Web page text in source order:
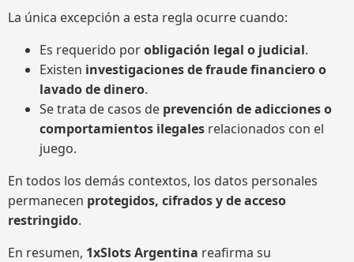
La única excepción a esta regla ocurre cuando:
Es requerido porobligación legal o judicial.
Existen investigaciones de fraude financiero o
lavado de dinero.
Se trata de casos de prevención de adicciones o
comportamientos ilegales relacionados con el
juego.
En todos los demás contextos, los datos personales
permanecen protegidos, cifrados y de acceso
restringido.
En resumen, 1xSlots Argentina reafirma su